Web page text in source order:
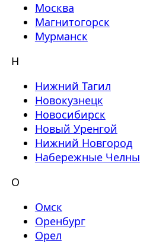
Москва
Магнитогорск
Мурманск
Н
Нижний Тагил
Новокузнецк
Новосибирск
Новый Уренгой
Нижний Новгород
Набережные Челны
О
Омск
Оренбург
Орел